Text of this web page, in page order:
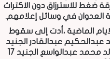
ضغط للاسترزاق دون الاكتراث
العدوان في وسائل إعلامهم.
الماضية ،أدت إلى سقوط
عبدالقادر الجنيد
15 سنه ،؟ وعلاء عبدالوهاب سرور الجنيد 16 سنه ومحمد خالد محمد عبدالواسع الجنيد 17